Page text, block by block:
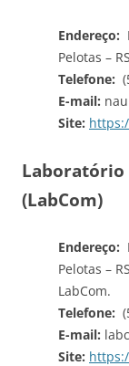
Endereço:
Pelotas –
Telefone:
E-mail:
Site:
Laboratório
(LabCom)
Endereço:
Pelotas –
LabCom.
Telefone:
E-mail:
Site: